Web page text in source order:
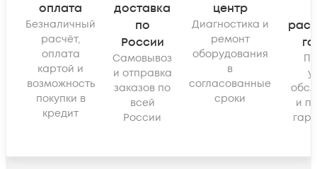
оплата
Безналичный
расчёт,
оплата
картой и
возможность
покупки в
кредит
доставка
по
России
Самовывоз
и отправка
заказов по
всей
России
центр
Диагностика и
ремонт
оборудования
в
согласованные
сроки
и